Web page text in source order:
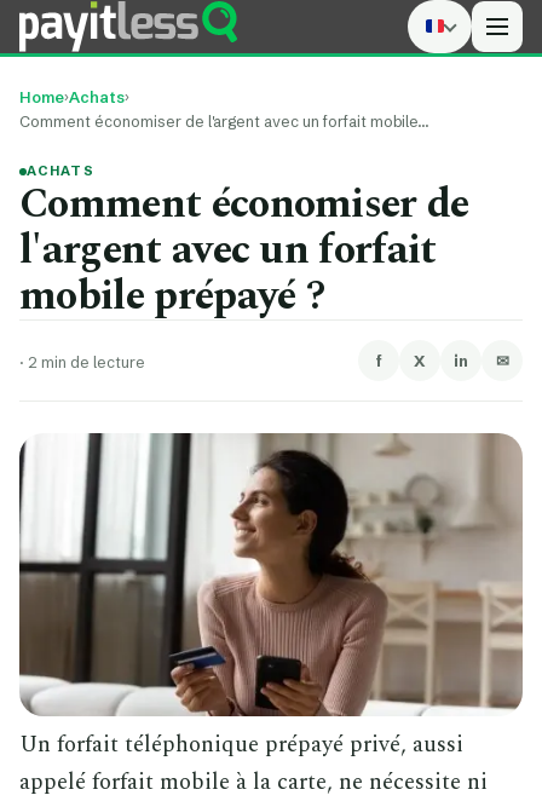
Home›Achats›
Comment économiser de l'argent avec un forfait mobile…
ACHATS
Comment économiser de
l'argent avec un forfait
mobile prépayé ?
· 2 min de lecture f X in ✉
Un forfait téléphonique prépayé privé, aussi
appelé forfait mobile à la carte, ne nécessite ni